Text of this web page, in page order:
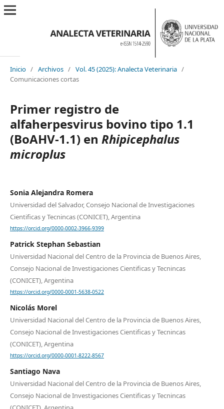
Inicio / Archivos / Vol. 45 (2025): Analecta Veterinaria /
Comunicaciones cortas
Primer registro de
alfaherpesvirus bovino tipo 1.1
(BoAHV-1.1) en Rhipicephalus
microplus
Sonia Alejandra Romera
Universidad del Salvador, Consejo Nacional de Investigaciones
Cientificas y Tecnincas (CONICET), Argentina
https://orcid.org/0000-0002-3966-9399
Patrick Stephan Sebastian
Universidad Nacional del Centro de la Provincia de Buenos Aires,
Consejo Nacional de Investigaciones Cientificas y Tecnincas
(CONICET), Argentina
https://orcid.org/0000-0001-5638-0522
Nicolás Morel
Universidad Nacional del Centro de la Provincia de Buenos Aires,
Consejo Nacional de Investigaciones Cientificas y Tecnincas
(CONICET), Argentina
https://orcid.org/0000-0001-8222-8567
Santiago Nava
Universidad Nacional del Centro de la Provincia de Buenos Aires,
Consejo Nacional de Investigaciones Cientificas y Tecnincas